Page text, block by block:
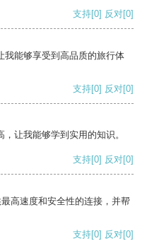
支持[0] 反对[0]
我能够享受到高品质的旅行体
支持[0] 反对[0]
让我能够学到实用的知识。
支持[0] 反对[0]
高速度和安全性的连接，并帮
支持[0] 反对[0]